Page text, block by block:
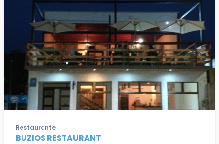
Restaurante
BUZIOS RESTAURANT